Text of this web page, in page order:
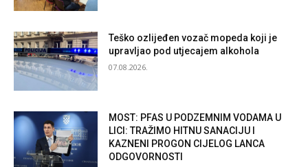
Teško ozlijeđen vozač mopeda koji je
upravljao pod utjecajem alkohola
07.08.2026.
MOST: PFAS U PODZEMNIM VODAMA U
LICI: TRAŽIMO HITNU SANACIJU I
KAZNENI PROGON CIJELOG LANCA
ODGOVORNOSTI